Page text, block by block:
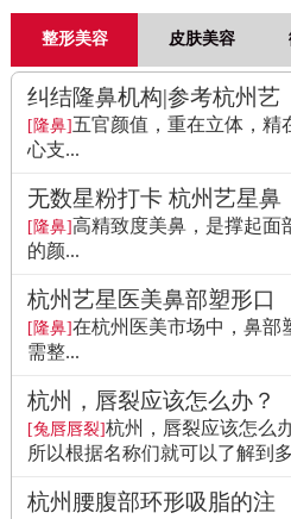
整形美容 皮肤美容
纠结隆鼻机构|参考杭州艺
[隆鼻]五官颜值，重在立体，精
心支...
无数星粉打卡 杭州艺星鼻
[隆鼻]高精致度美鼻，是撑起面
的颜...
杭州艺星医美鼻部塑形口
[隆鼻]在杭州医美市场中，鼻部
需整...
杭州，唇裂应该怎么办？
[兔唇唇裂]杭州，唇裂应该怎么
所以根据名称们就可以了解到
杭州腰腹部环形吸脂的注